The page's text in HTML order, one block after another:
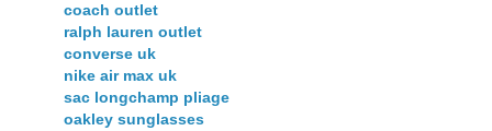
coach outlet
ralph lauren outlet
converse uk
nike air max uk
sac longchamp pliage
oakley sunglasses